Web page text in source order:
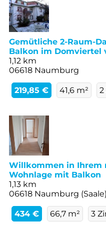
Gemütliche 2-Raum-
Balkon im Domviertel
1,12 km
06618 Naumburg
219,85 € 41,6 m²
Willkommen in Ihrem
Wohnlage mit Balkon
1,13 km
06618 Naumburg (Saale)
434 € 66,7 m² 3